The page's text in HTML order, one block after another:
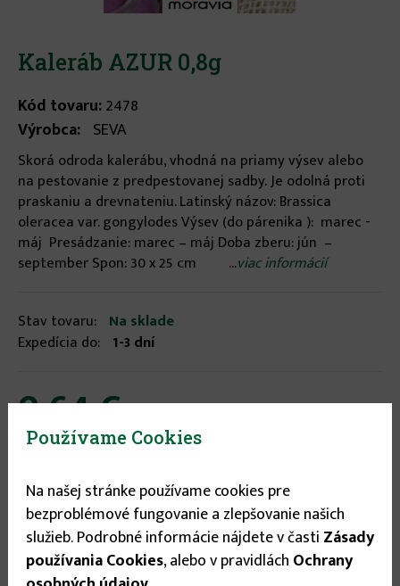
Kaleráb AZUR 0,8g
Kód tovaru:2478
Výrobca: SEVA
Skorá odroda kalerábu, vhodná na priamy výsev alebo
na pestovanie z predpestovanej sadby. Je odolná proti
praskaniu a drevnateniu. Latinský názov: Brassica
oleracea var. gongylodes Výsev (do párenika ): marec -
máj Presádzanie: marec – máj Doba zberu: jún –
september Spon: 30 x 25 cm ...viac informácií
Stav tovaru: Na sklade
Expedícia do: 1-3 dní
0.64 €
Používame Cookies
Na našej stránke používame cookies pre
bezproblémové fungovanie a zlepšovanie našich
služieb. Podrobné informácie nájdete v časti Zásady
používania Cookies, alebo v pravidlách Ochrany